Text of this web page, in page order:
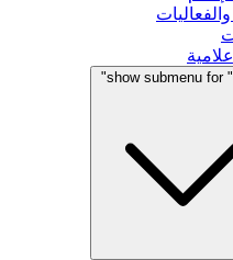
show submenu for